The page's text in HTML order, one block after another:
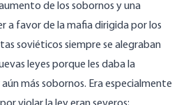
de los sobornos y una
a favor de la mafia dirigida por los
soviéticos siempre se alegraban
leyes porque les daba la
más sobornos. Era especialmente